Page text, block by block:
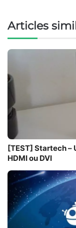
Articles
[TEST] Startech –
HDMI ou DVI